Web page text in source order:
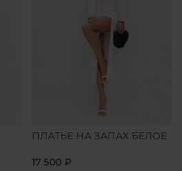
ПЛАТЬЕ НА ЗАПАХ БЕЛОЕ
17 500 ₽